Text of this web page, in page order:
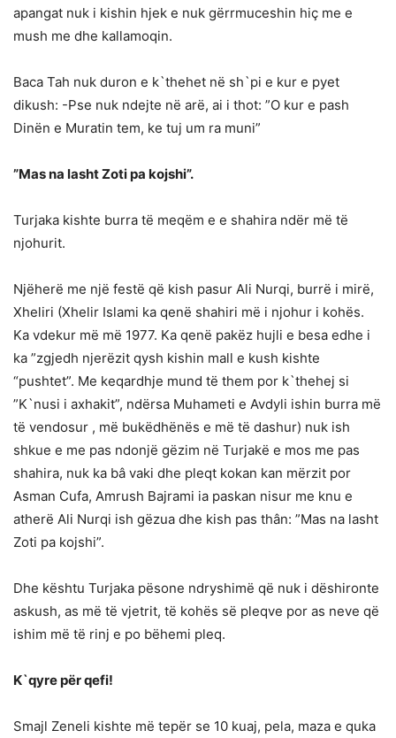
apangat nuk i kishin hjek e nuk gërrmuceshin hiç me e
mush me dhe kallamoqin.
Baca Tah nuk duron e k`thehet në sh`pi e kur e pyet
dikush: -Pse nuk ndejte në arë, ai i thot: ”O kur e pash
Dinën e Muratin tem, ke tuj um ra muni”
”Mas na lasht Zoti pa kojshi”.
Turjaka kishte burra të meqëm e e shahira ndër më të
njohurit.
Njëherë me një festë që kish pasur Ali Nurqi, burrë i mirë,
Xheliri (Xhelir Islami ka qenë shahiri më i njohur i kohës.
Ka vdekur më më 1977. Ka qenë pakëz hujli e besa edhe i
ka ”zgjedh njerëzit qysh kishin mall e kush kishte
“pushtet”. Me keqardhje mund të them por k`thehej si
”K`nusi i axhakit”, ndërsa Muhameti e Avdyli ishin burra më
të vendosur , më bukëdhënës e më të dashur) nuk ish
shkue e me pas ndonjë gëzim në Turjakë e mos me pas
shahira, nuk ka bâ vaki dhe pleqt kokan kan mërzit por
Asman Cufa, Amrush Bajrami ia paskan nisur me knu e
atherë Ali Nurqi ish gëzua dhe kish pas thân: ”Mas na lasht
Zoti pa kojshi”.
Dhe kështu Turjaka pësone ndryshimë që nuk i dëshironte
askush, as më të vjetrit, të kohës së pleqve por as neve që
ishim më të rinj e po bëhemi pleq.
K`qyre për qefi!
Smajl Zeneli kishte më tepër se 10 kuaj, pela, maza e quka